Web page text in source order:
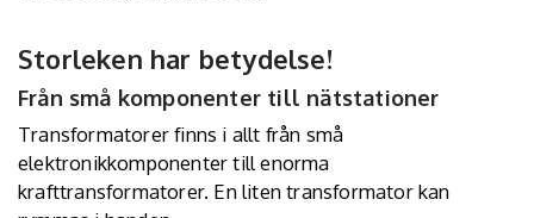
Storleken har betydelse!
Från små komponenter till nätstationer
Transformatorer finns i allt från små
elektronikkomponenter till enorma
krafttransformatorer. En liten transformator kan